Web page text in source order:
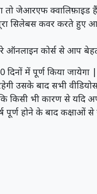
जेआरएफ क्वालिफ़ाइड हैं
सिलेबस कवर करते हुए
ऑनलाइन कोर्स से आप
में पूर्ण किया जायेगा |
उसके बाद सभी
किसी भी कारण से यदि
पूर्ण होने के बाद कक्षाओं